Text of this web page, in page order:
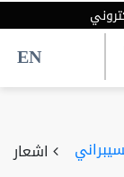
EN
اشعار